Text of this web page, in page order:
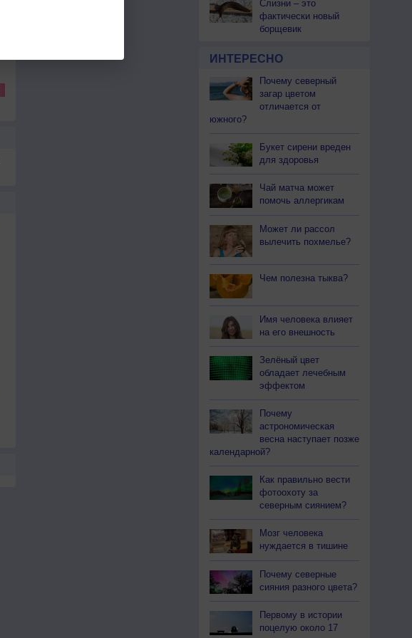
Слизни – это
фактически новый
борщевик
ИНТЕРЕСНО
Почему северный
загар цветом
отличается от
южного?
Букет сирени вреден
для здоровья
Чай матча может
помочь аллергикам
Может ли рассол
вылечить похмелье?
Чем полезна тыква?
Имя человека влияет
на его внешность
Зелёный цвет
обладает лечебным
эффектом
Почему
астрономическая
весна наступает позже
календарной?
Как правильно вести
фотоохоту за
северным сиянием?
Мозг человека
нуждается в тишине
Почему северные
сияния разного цвета?
Первому в истории
поцелую около 17